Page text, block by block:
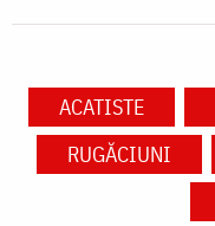
ACATISTE
RUGĂCIUNI